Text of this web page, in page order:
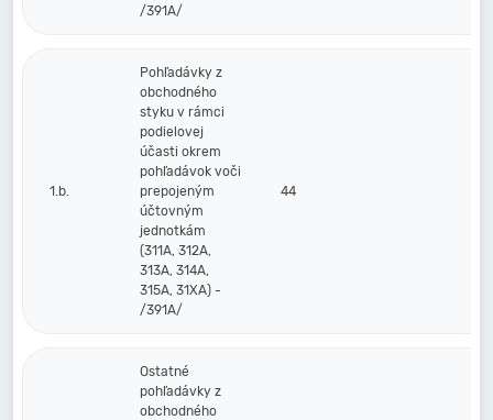
/391A/
1.b.
Pohľadávky z
obchodného
styku v rámci
podielovej
účasti okrem
pohľadávok voči
prepojeným
účtovným
jednotkám
(311A, 312A,
313A, 314A,
315A, 31XA) -
/391A/
44
Ostatné
pohľadávky z
obchodného